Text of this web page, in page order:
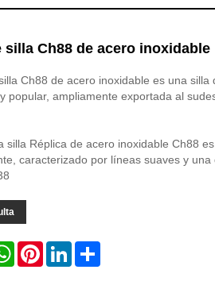
silla Ch88 de acero inoxidable
Ch88 de acero inoxidable es una silla
popular, ampliamente exportada al
silla Réplica de acero inoxidable Ch88
caracterizado por líneas suaves y una
WhatsAppPinterestLinkedInShare